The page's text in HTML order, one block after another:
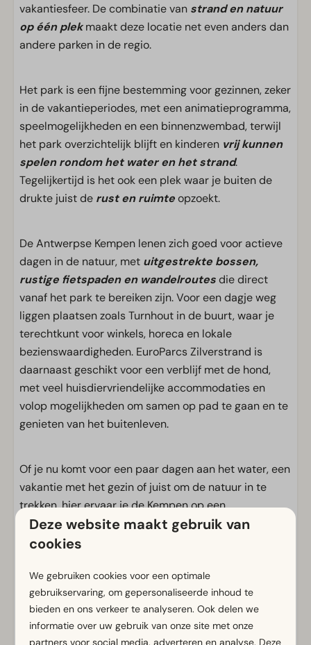
vakantiesfeer. De combinatie van strand en natuur
op één plekmaakt deze locatie net even anders dan
andere parken in de regio.
Het park is een fijne bestemming voor gezinnen, zeker
in de vakantieperiodes, met een animatieprogramma,
speelmogelijkheden en een binnenzwembad, terwijl
het park overzichtelijk blijft en kinderen vrij kunnen
spelen rondom het water en het strand.
Tegelijkertijd is het ook een plek waar je buiten de
drukte juist de rust en ruimteopzoekt.
De Antwerpse Kempen lenen zich goed voor actieve
dagen in de natuur, met uitgestrekte bossen,
rustige fietspaden en wandelroutesdie direct
vanaf het park te bereiken zijn. Voor een dagje weg
liggen plaatsen zoals Turnhout in de buurt, waar je
terechtkunt voor winkels, horeca en lokale
bezienswaardigheden. EuroParcs Zilverstrand is
daarnaast geschikt voor een verblijf met de hond,
met veel huisdiervriendelijke accommodaties en
volop mogelijkheden om samen op pad te gaan en te
genieten van het buitenleven.
Of je nu komt voor een paar dagen aan het water, een
vakantie met het gezin of juist om de natuur in te
trekken, hier ervaar je de Kempen op een
ontspannen en toegankelijke manier.
Voorzieningen
Algemeen
Rookvrij
Gratis Wifi
Deze website maakt gebruik van
cookies
We gebruiken cookies voor een optimale
gebruikservaring, om gepersonaliseerde inhoud te
bieden en ons verkeer te analyseren. Ook delen we
informatie over uw gebruik van onze site met onze
partners voor social media, adverteren en analyse. Deze